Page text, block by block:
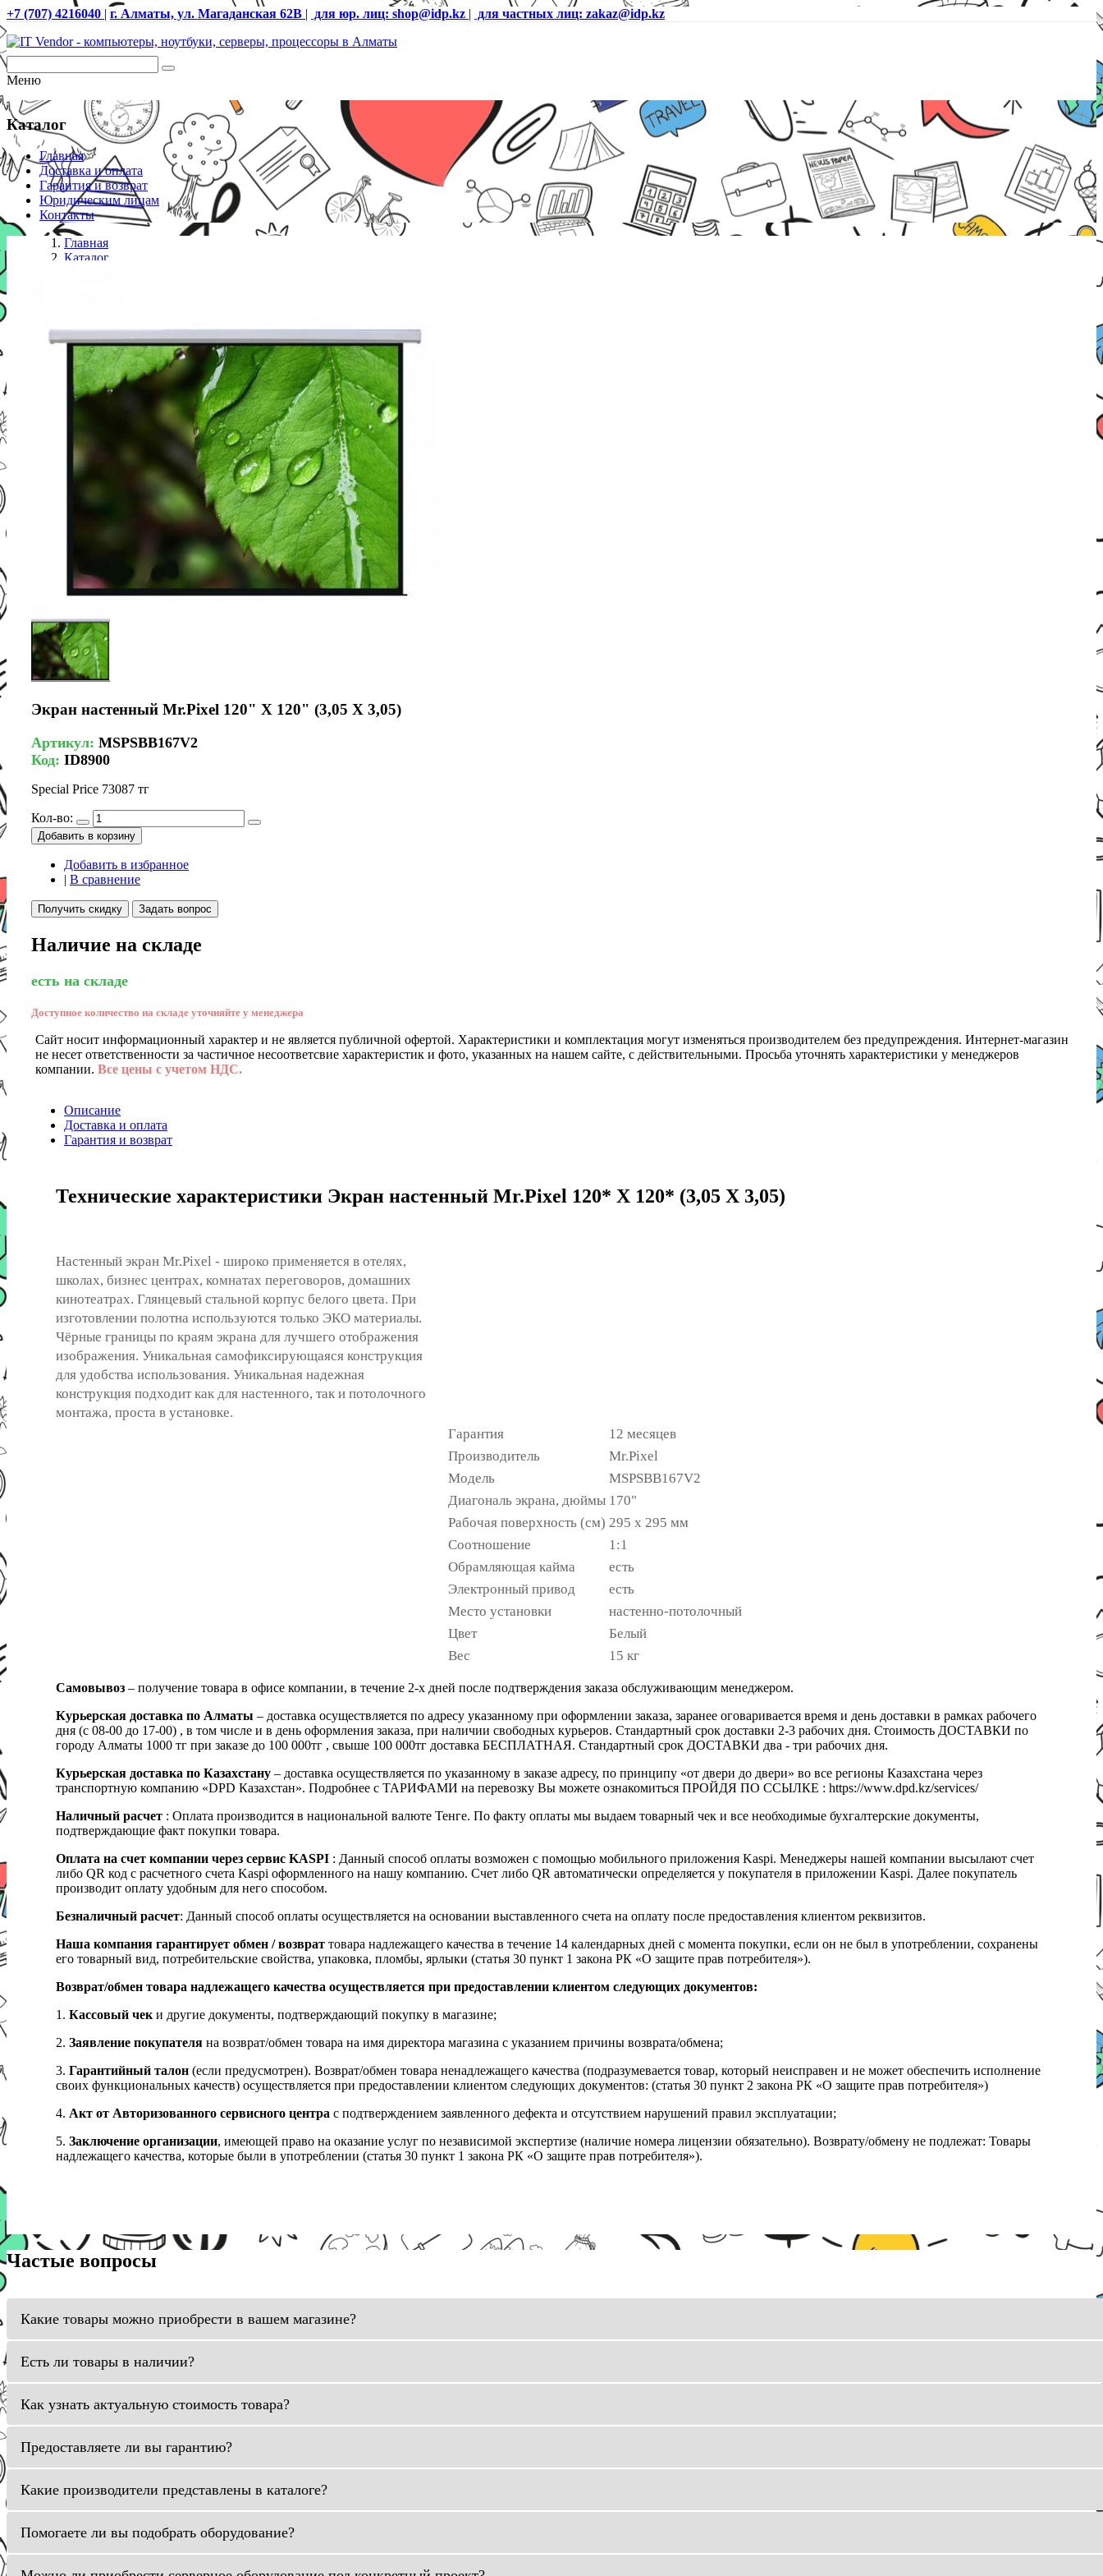
+7 (707) 4216040 | г. Алматы, ул. Магаданская 62В | для юр. лиц: shop@idp.kz | для частных лиц: zakaz@idp.kz
Меню
Каталог
Главная
Доставка и оплата
Гарантия и возврат
Юридическим лицам
Контакты
Главная
Каталог
Экран настенный Mr.Pixel 120" X 120" (3,05 X 3,05)
Артикул: MSPSBB167V2
Код: ID8900
Special Price 73087 тг
Кол-во:
Добавить в корзину
Добавить в избранное
| В сравнение
Получить скидку Задать вопрос
Наличие на складе
есть на складе
Доступное количество на складе уточняйте у менеджера
Сайт носит информационный характер и не является публичной офертой. Характеристики и комплектация могут изменяться производителем без предупреждения. Интернет-магазин
не несет ответственности за частичное несоответсвие характеристик и фото, указанных на нашем сайте, с действительными. Просьба уточнять характеристики у менеджеров
компании. Все цены с учетом НДС.
Описание
Доставка и оплата
Гарантия и возврат
Технические характеристики Экран настенный Mr.Pixel 120* X 120* (3,05 X 3,05)
Настенный экран Mr.Pixel - широко применяется в отелях,
школах, бизнес центрах, комнатах переговоров, домашних
кинотеатрах. Глянцевый стальной корпус белого цвета. При
изготовлении полотна используются только ЭКО материалы.
Чёрные границы по краям экрана для лучшего отображения
изображения. Уникальная самофиксирующаяся конструкция
для удобства использования. Уникальная надежная
конструкция подходит как для настенного, так и потолочного
монтажа, проста в установке.
Гарантия
12 месяцев
Производитель
Mr.Pixel
Модель
MSPSBB167V2
Диагональ экрана, дюймы 170"
Рабочая поверхность (см) 295 x 295 мм
Соотношение
1:1
Обрамляющая кайма
есть
Электронный привод
есть
Место установки
настенно-потолочный
Цвет
Белый
Вес
15 кг
Самовывоз – получение товара в офисе компании, в течение 2-х дней после подтверждения заказа обслуживающим менеджером.
Курьерская доставка по Алматы – доставка осуществляется по адресу указанному при оформлении заказа, заранее оговаривается время и день доставки в рамках рабочего
дня (с 08-00 до 17-00) , в том числе и в день оформления заказа, при наличии свободных курьеров. Стандартный срок доставки 2-3 рабочих дня. Стоимость ДОСТАВКИ по
городу Алматы 1000 тг при заказе до 100 000тг , свыше 100 000тг доставка БЕСПЛАТНАЯ. Стандартный срок ДОСТАВКИ два - три рабочих дня.
Курьерская доставка по Казахстану – доставка осуществляется по указанному в заказе адресу, по принципу «от двери до двери» во все регионы Казахстана через
транспортную компанию «DPD Казахстан». Подробнее с ТАРИФАМИ на перевозку Вы можете ознакомиться ПРОЙДЯ ПО ССЫЛКЕ : https://www.dpd.kz/services/
Наличный расчет : Оплата производится в национальной валюте Тенге. По факту оплаты мы выдаем товарный чек и все необходимые бухгалтерские документы,
подтверждающие факт покупки товара.
Оплата на счет компании через сервис KASPI : Данный способ оплаты возможен с помощью мобильного приложения Kaspi. Менеджеры нашей компании высылают счет
либо QR код с расчетного счета Kaspi оформленного на нашу компанию. Счет либо QR автоматически определяется у покупателя в приложении Kaspi. Далее покупатель
производит оплату удобным для него способом.
Безналичный расчет: Данный способ оплаты осуществляется на основании выставленного счета на оплату после предоставления клиентом реквизитов.
Наша компания гарантирует обмен / возврат товара надлежащего качества в течение 14 календарных дней с момента покупки, если он не был в употреблении, сохранены
его товарный вид, потребительские свойства, упаковка, пломбы, ярлыки (статья 30 пункт 1 закона РК «О защите прав потребителя»).
Возврат/обмен товара надлежащего качества осуществляется при предоставлении клиентом следующих документов:
1. Кассовый чек и другие документы, подтверждающий покупку в магазине;
2. Заявление покупателя на возврат/обмен товара на имя директора магазина с указанием причины возврата/обмена;
3. Гарантийный талон (если предусмотрен). Возврат/обмен товара ненадлежащего качества (подразумевается товар, который неисправен и не может обеспечить исполнение
своих функциональных качеств) осуществляется при предоставлении клиентом следующих документов: (статья 30 пункт 2 закона РК «О защите прав потребителя»)
4. Акт от Авторизованного сервисного центра с подтверждением заявленного дефекта и отсутствием нарушений правил эксплуатации;
5. Заключение организации, имеющей право на оказание услуг по независимой экспертизе (наличие номера лицензии обязательно). Возврату/обмену не подлежат: Товары
надлежащего качества, которые были в употреблении (статья 30 пункт 1 закона РК «О защите прав потребителя»).
Частые вопросы
Какие товары можно приобрести в вашем магазине?
Есть ли товары в наличии?
Как узнать актуальную стоимость товара?
Предоставляете ли вы гарантию?
Какие производители представлены в каталоге?
Помогаете ли вы подобрать оборудование?